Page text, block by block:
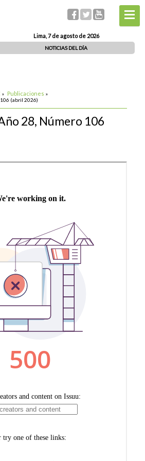
Lima, 7 de agosto de 2026
NOTICIAS DEL DÍA
» Publicaciones »
(abril 2026)
28, Número 106